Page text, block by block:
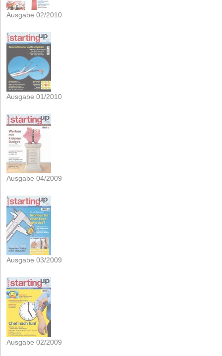
Ausgabe 02/2010
Ausgabe 01/2010
Ausgabe 04/2009
Ausgabe 03/2009
Ausgabe 02/2009